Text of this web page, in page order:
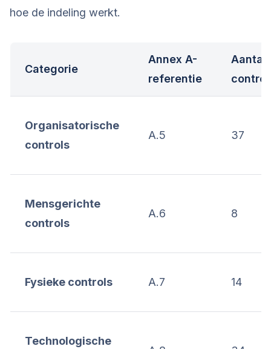
hoe de indeling werkt.
Categorie
Annex A-
referentie
Aantal
Organisatorische
controls
A.5 37
Mensgerichte
controls
A.6 8
Fysieke controls A.7 14
Technologische